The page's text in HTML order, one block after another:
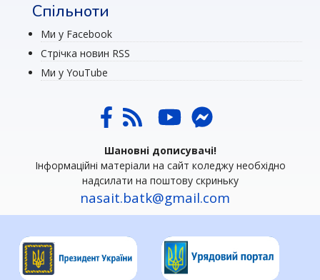
Спільноти
Ми у Facebook
Стрічка новин RSS
Ми у YouTube
Шановні дописувачі!
Інформаційні матеріали на сайт коледжу необхідно
надсилати на поштову скриньку
nasait.batk@gmail.com